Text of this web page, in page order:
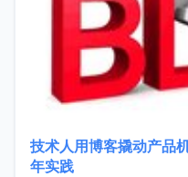
技术人用博客撬动产品
年实践